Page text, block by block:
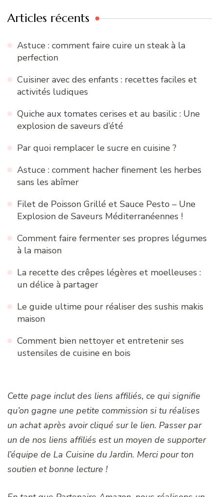
Articles récents
Astuce : comment faire cuire un steak à la
perfection
Cuisiner avec des enfants : recettes faciles et
activités ludiques
Quiche aux tomates cerises et au basilic : Une
explosion de saveurs d’été
Par quoi remplacer le sucre en cuisine ?
Astuce : comment hacher finement les herbes
sans les abîmer
Filet de Poisson Grillé et Sauce Pesto – Une
Explosion de Saveurs Méditerranéennes !
Comment faire fermenter ses propres légumes
à la maison
La recette des crêpes légères et moelleuses :
un délice à partager
Le guide ultime pour réaliser des sushis makis
maison
Comment bien nettoyer et entretenir ses
ustensiles de cuisine en bois
Cette page inclut des liens affiliés, ce qui signifie
qu’on gagne une petite commission si tu réalises
un achat après avoir cliqué sur le lien. Passer par
un de nos liens affiliés est un moyen de supporter
l’équipe de La Cuisine du Jardin. Merci pour ton
soutien et bonne lecture !